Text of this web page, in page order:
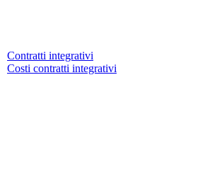
Contratti integrativi
Costi contratti integrativi